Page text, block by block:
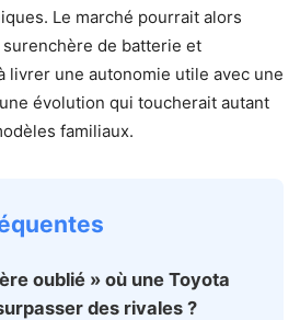
Le marché pourrait alors
de batterie et
livrer une autonomie utile avec une
évolution qui toucherait autant
familiaux.
oublié » où une Toyota
des rivales ?